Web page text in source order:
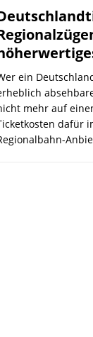
ein
mehr auf
dafür